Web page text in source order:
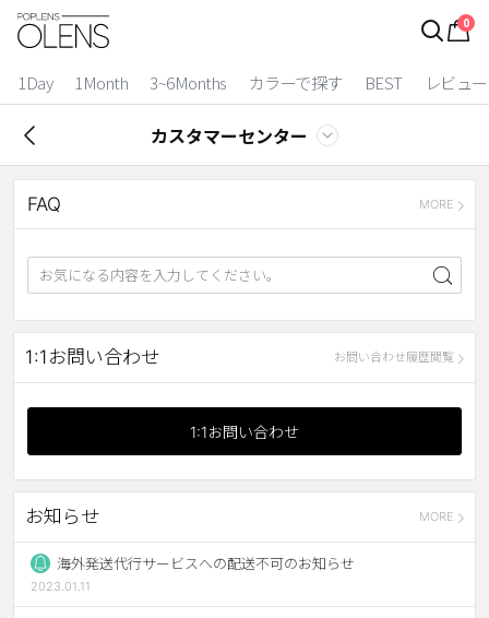
0
1Day 1Month 3~6Months カラーで探す BEST レビュー
ログイン
カラコン比較
今月限定特典
ベスト
カラコン
1 Day
カラー
ブラウン
グレー
ブラック
ヘーゼル
グリーン
カスタマーセンター
FAQ MORE
1:1お問い合わせ
1:1お問い合わせ
お問い合わせ履歴閲覧
お知らせ
海外発送代行サービスへの配送不可のお知らせ
2023.01.11
MORE